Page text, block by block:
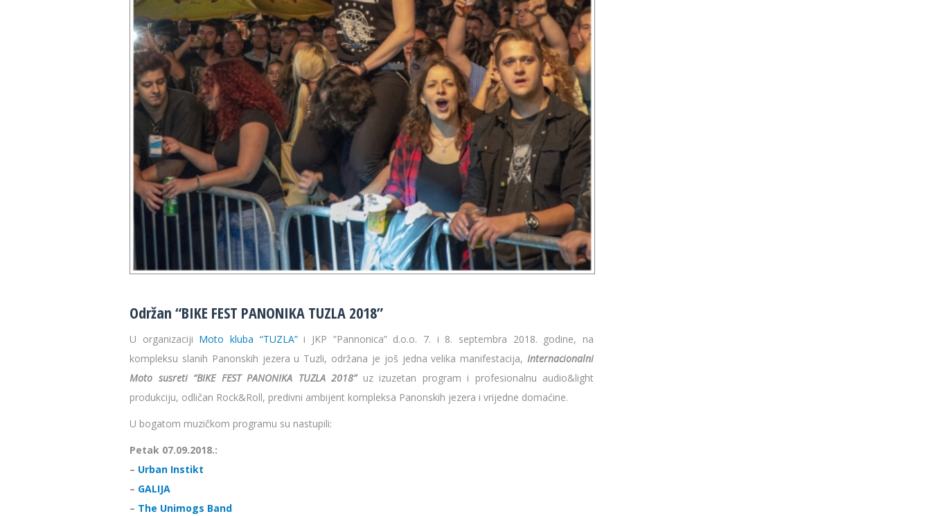
Održan “BIKE FEST PANONIKA TUZLA 2018”
U organizaciji Moto kluba “TUZLA”i JKP ”Pannonica” d.o.o. 7. i 8. septembra 2018. godine, na
kompleksu slanih Panonskih jezera u Tuzli, održana je još jedna velika manifestacija, Internacionalni
Moto susreti “BIKE FEST PANONIKA TUZLA 2018”uz izuzetan program i profesionalnu audio&light
produkciju, odličan Rock&Roll, predivni ambijent kompleksa Panonskih jezera i vrijedne domaćine.
U bogatom muzičkom programu su nastupili:
Petak 07.09.2018.:
– Urban Instikt
– GALIJA
– The Unimogs Band